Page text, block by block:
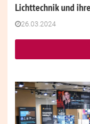
Lichttechnik und
26.03.2024